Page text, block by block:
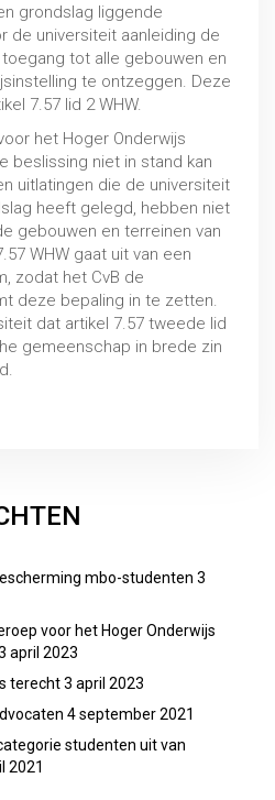
grondslag liggende
de universiteit aanleiding de
tot alle gebouwen en
te ontzeggen. Deze
7.57 lid 2 WHW.
het Hoger Onderwijs
beslissing niet in stand kan
uitlatingen die de universiteit
heeft gelegd, hebben niet
gebouwen en terreinen van
WHW gaat uit van een
zodat het CvB de
deze bepaling in te zetten.
dat artikel 7.57 tweede lid
gemeenschap in brede zin
mbo-studenten 3
voor het Hoger Onderwijs
april 2023
terecht3 april 2023
4 september 2021
studenten uit van
2021